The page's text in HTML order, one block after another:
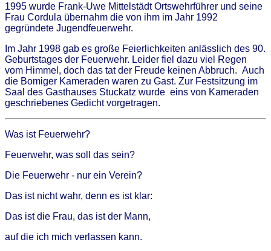
1995 wurde Frank-Uwe Mittelstädt Ortswehrführer und seine
Frau Cordula übernahm die von ihm im Jahr 1992
gegründete Jugendfeuerwehr.
Im Jahr 1998 gab es große Feierlichkeiten anlässlich des 90.
Geburtstages der Feuerwehr. Leider fiel dazu viel Regen
vom Himmel, doch das tat der Freude keinen Abbruch. Auch
die Bomiger Kameraden waren zu Gast. Zur Festsitzung im
Saal des Gasthauses Stuckatz wurde eins von Kameraden
geschriebenes Gedicht vorgetragen.
Was ist Feuerwehr?
Feuerwehr, was soll das sein?
Die Feuerwehr - nur ein Verein?
Das ist nicht wahr, denn es ist klar:
Das ist die Frau, das ist der Mann,
auf die ich mich verlassen kann.